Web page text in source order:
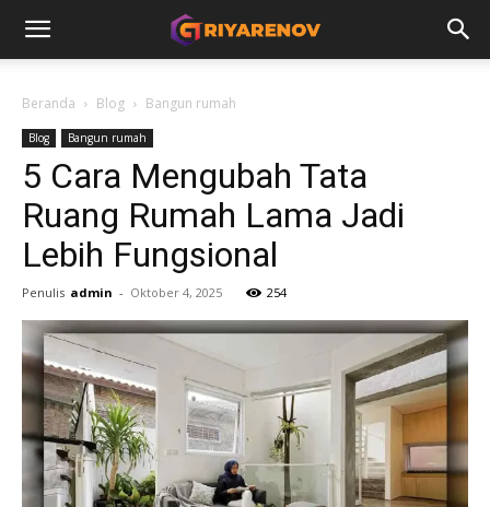
Beranda Blog Bangun rumah
Blog Bangun rumah
5 Cara Mengubah Tata
Ruang Rumah Lama Jadi
Lebih Fungsional
Penulis admin - Oktober 4, 2025 254